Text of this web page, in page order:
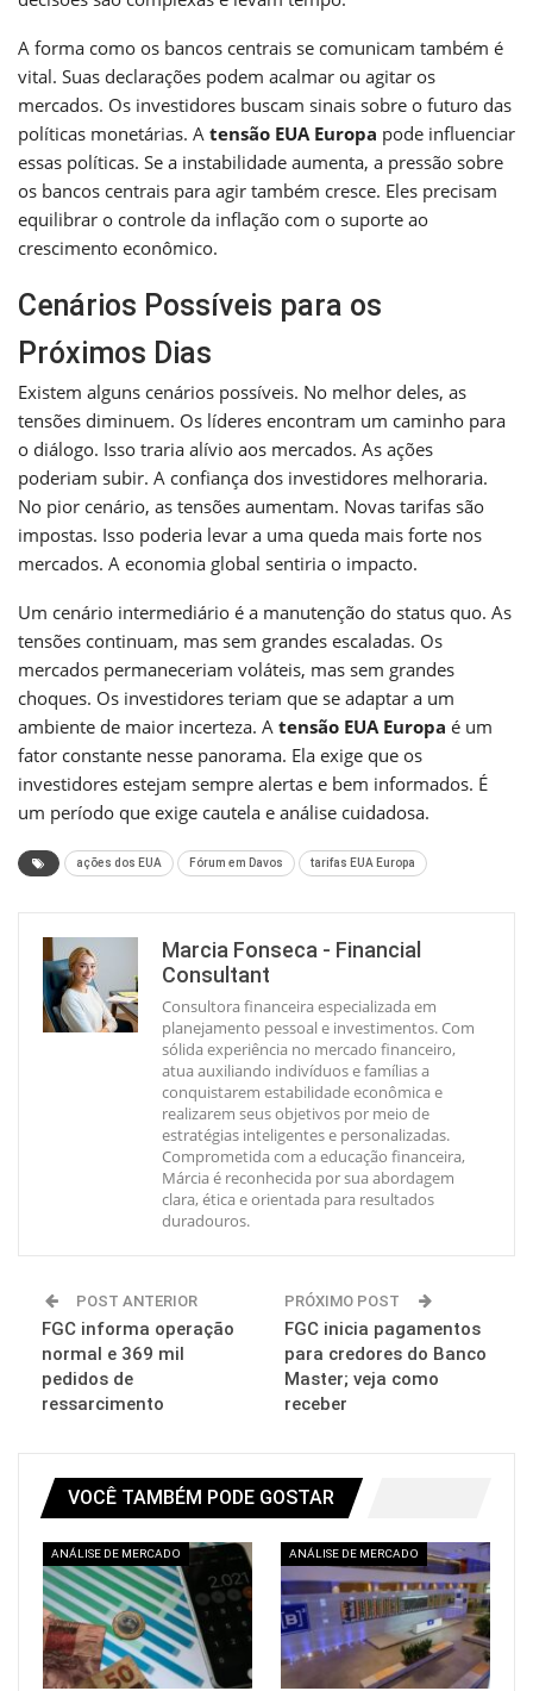
A forma como os bancos centrais se comunicam também é
vital. Suas declarações podem acalmar ou agitar os
mercados. Os investidores buscam sinais sobre o futuro das
políticas monetárias. A tensão EUA Europa pode influenciar
essas políticas. Se a instabilidade aumenta, a pressão sobre
os bancos centrais para agir também cresce. Eles precisam
equilibrar o controle da inflação com o suporte ao
crescimento econômico.
Cenários Possíveis para os
Próximos Dias
Existem alguns cenários possíveis. No melhor deles, as
tensões diminuem. Os líderes encontram um caminho para
o diálogo. Isso traria alívio aos mercados. As ações
poderiam subir. A confiança dos investidores melhoraria.
No pior cenário, as tensões aumentam. Novas tarifas são
impostas. Isso poderia levar a uma queda mais forte nos
mercados. A economia global sentiria o impacto.
Um cenário intermediário é a manutenção do status quo. As
tensões continuam, mas sem grandes escaladas. Os
mercados permaneceriam voláteis, mas sem grandes
choques. Os investidores teriam que se adaptar a um
ambiente de maior incerteza. A tensão EUA Europa é um
fator constante nesse panorama. Ela exige que os
investidores estejam sempre alertas e bem informados. É
um período que exige cautela e análise cuidadosa.
ações dos EUA Fórum em Davos tarifas EUA Europa
Marcia Fonseca - Financial
Consultant
Consultora financeira especializada em
planejamento pessoal e investimentos. Com
sólida experiência no mercado financeiro,
atua auxiliando indivíduos e famílias a
conquistarem estabilidade econômica e
realizarem seus objetivos por meio de
estratégias inteligentes e personalizadas.
Comprometida com a educação financeira,
Márcia é reconhecida por sua abordagem
clara, ética e orientada para resultados
duradouros.
POST ANTERIOR
FGC informa operação
normal e 369 mil
pedidos de
ressarcimento
PRÓXIMO POST
FGC inicia pagamentos
para credores do Banco
Master; veja como
receber
VOCÊ TAMBÉM PODE GOSTAR
ANÁLISE DE MERCADO ANÁLISE DE MERCADO